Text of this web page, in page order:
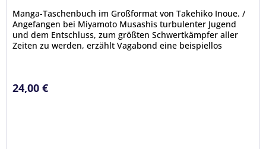
Manga-Taschenbuch im Großformat von Takehiko Inoue. /
Angefangen bei Miyamoto Musashis turbulenter Jugend
und dem Entschluss, zum größten Schwertkämpfer aller
Zeiten zu werden, erzählt Vagabond eine beispiellos
24,00 €